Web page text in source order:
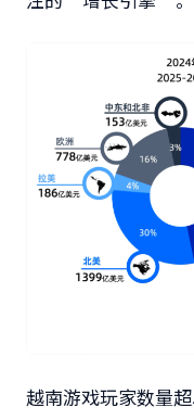
越南游戏玩家数量